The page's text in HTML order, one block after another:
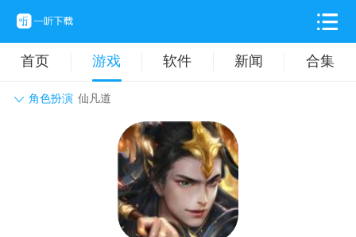
首页 游戏 软件 新闻 合集
角色扮演 仙凡道
动作格斗 休闲益智
卡牌对战 音乐舞蹈
挂机养成